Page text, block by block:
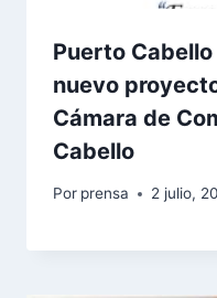
Puerto
nuevo
Cámara de
Cabello
Por prensa 2 julio,